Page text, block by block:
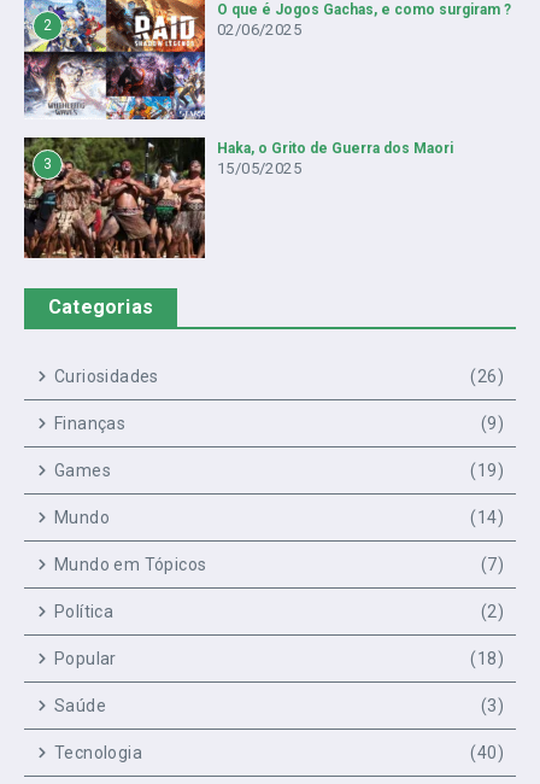
2
O que é Jogos Gachas, e como surgiram ?
02/06/2025
3
Haka, o Grito de Guerra dos Maori
15/05/2025
Categorias
Curiosidades (26)
Finanças (9)
Games (19)
Mundo (14)
Mundo em Tópicos (7)
Política (2)
Popular (18)
Saúde (3)
Tecnologia (40)